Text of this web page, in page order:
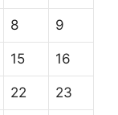
8 9
15 16
22 23